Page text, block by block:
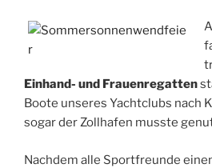
Einhand- und Frauenregatten
Boote unseres Yachtclubs nach
sogar der Zollhafen musste
Nachdem alle Sportfreunde